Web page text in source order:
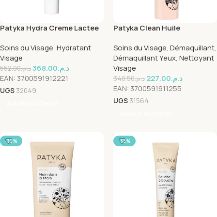
Patyka Hydra Creme Lactee
Soins du Visage, Hydratant
Visage
د.م.552.00 د.م.368.00
EAN: 3700591912221
UGS 32049
Patyka Clean Huile
Soins du Visage, Démaquillant,
Démaquillant Yeux, Nettoyant
Visage
د.م.340.50 د.م.227.00
EAN: 3700591911255
UGS 31564
-33% -33%